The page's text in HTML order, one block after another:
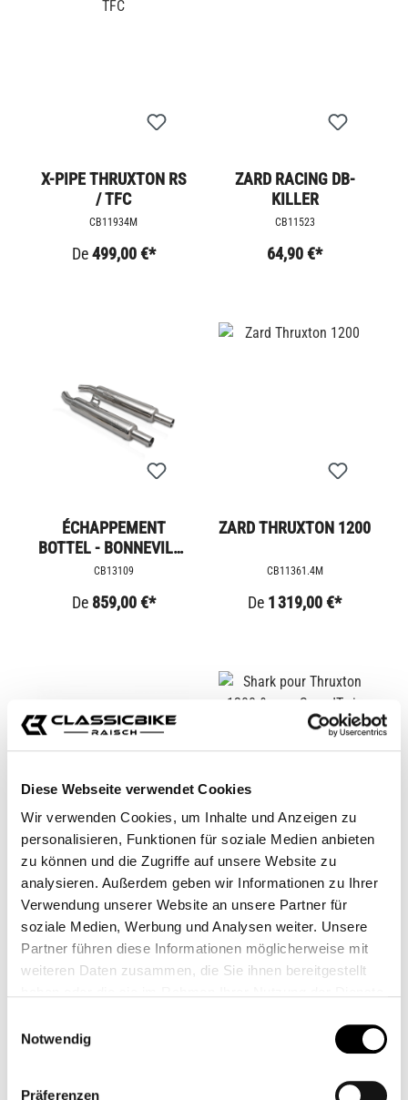
Diese Webseite verwendet Cookies
Wir verwenden Cookies, um Inhalte und Anzeigen zu
personalisieren, Funktionen für soziale Medien anbieten
zu können und die Zugriffe auf unsere Website zu
analysieren. Außerdem geben wir Informationen zu Ihrer
Verwendung unserer Website an unsere Partner für
soziale Medien, Werbung und Analysen weiter. Unsere
Partner führen diese Informationen möglicherweise mit
weiteren Daten zusammen, die Sie ihnen bereitgestellt
Notwendig
Präferenzen
X-PIPE THRUXTON RS
/ TFC
CB11934M
De499,00 €*
ZARD RACING DB-
KILLER
CB11523
64,90 €*
ÉCHAPPEMENT
BOTTEL - BONNEVILLE
T120 / T100
CB13109
De 859,00 €*
ZARD THRUXTON 1200
CB11361.4M
De 1 319,00 €*
IXIL IRONHEAD
THRUXTON 1200 /
SPEED TWIN
CB11149M
De679,00 €*
SHARK POUR
THRUXTON 1200
&AMP; SPEEDTWIN
CB11055M
539,00 €*